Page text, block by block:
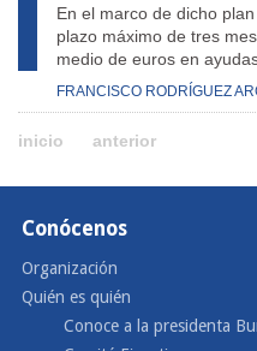
En el marco de dicho
plazo máximo de tres
medio de euros en
FRANCISCO RODRÍGUEZ
inicio anterior
Conócenos
Organización
Quién es quién
Conoce a la presidenta